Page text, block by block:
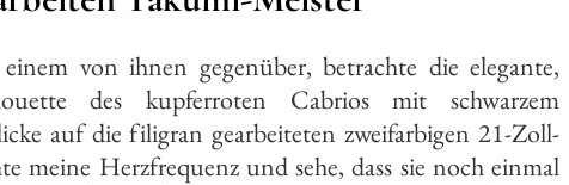
von ihnen gegenüber, betrachte die elegante,
des kupferroten Cabrios mit schwarzem
auf die filigran gearbeiteten zweifarbigen 21-Zoll-
meine Herzfrequenz und sehe, dass sie noch einmal